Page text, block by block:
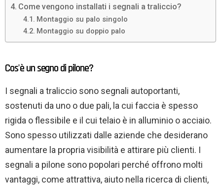
Come vengono installati i segnali a traliccio?
Montaggio su palo singolo
Montaggio su doppio palo
Cos'è un segno di pilone?
I segnali a traliccio sono segnali autoportanti,
sostenuti da uno o due pali, la cui faccia è spesso
rigida o flessibile e il cui telaio è in alluminio o acciaio.
Sono spesso utilizzati dalle aziende che desiderano
aumentare la propria visibilità e attirare più clienti. I
segnali a pilone sono popolari perché offrono molti
vantaggi, come attrattiva, aiuto nella ricerca di clienti,